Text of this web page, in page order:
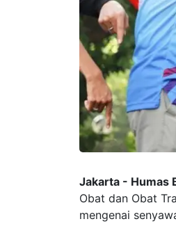
Jakarta - Humas
Obat dan Obat
mengenai